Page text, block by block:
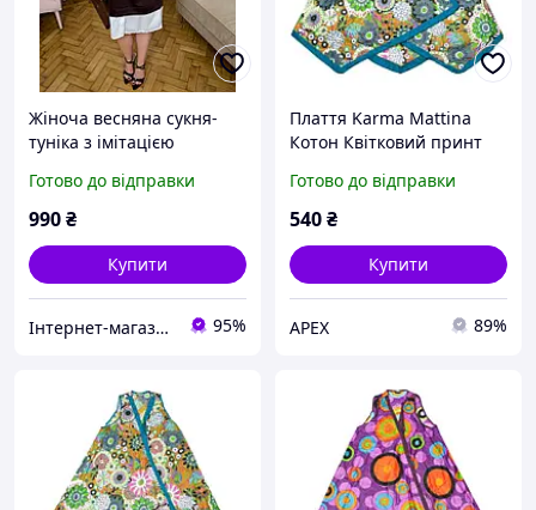
Жіноча весняна сукня-
туніка з імітацією
Готово до відправки
990₴
Купити
Інтернет-магазин одягу та взуття KedON 95%
Плаття Karma Mattina
Котон Квітковий принт
фон (24166)
Готово до відправки
540₴
Купити
APEX 89%